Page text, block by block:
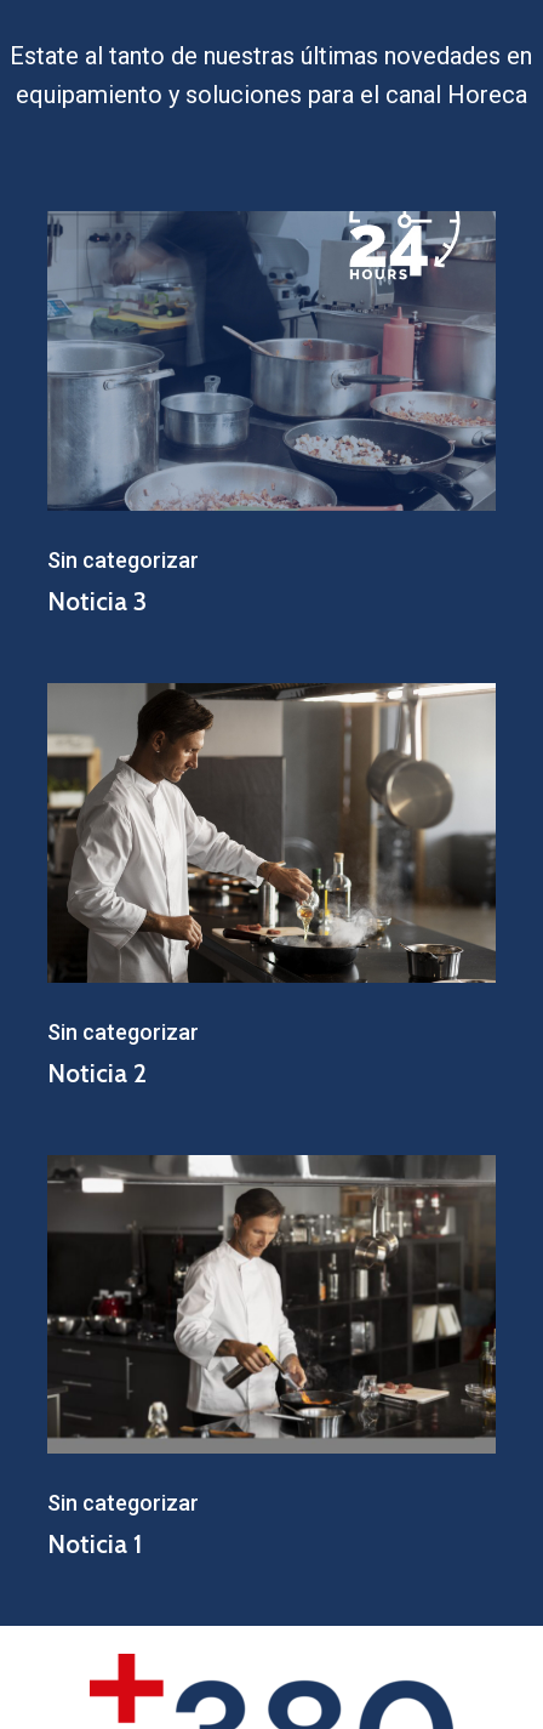
Estate al tanto de nuestras últimas novedades en
equipamiento y soluciones para el canal Horeca
Noticia
3
Sin categorizar
Noticia 3
2
Sin categorizar
Noticia 2
Noticia
Sin categorizar
Noticia 1